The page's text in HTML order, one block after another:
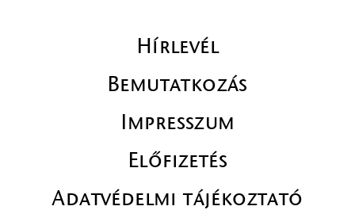
Hírlevél
Bemutatkozás
Impresszum
Előfizetés
Adatvédelmi tájékoztató